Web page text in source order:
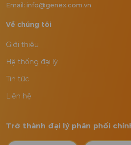
Email: info@genex.com.vn
Về chúng tôi
Giới thiệu
Hệ thống đại lý
Tin tức
Liên hệ
Trở thành đại lý phân phối